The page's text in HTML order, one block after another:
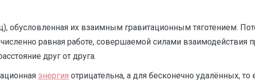
обусловленная их взаимным гравитационным тяготением.
равная работе, совершаемой силами взаимодействия
друг от друга.
энергия отрицательна, а для бесконечно удалённых, то